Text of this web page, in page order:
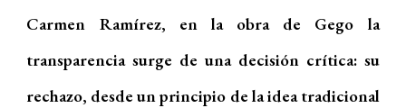
Carmen Ramírez, en la obra de Gego la
transparencia surge de una decisión crítica: su
rechazo, desde un principio de la idea tradicional